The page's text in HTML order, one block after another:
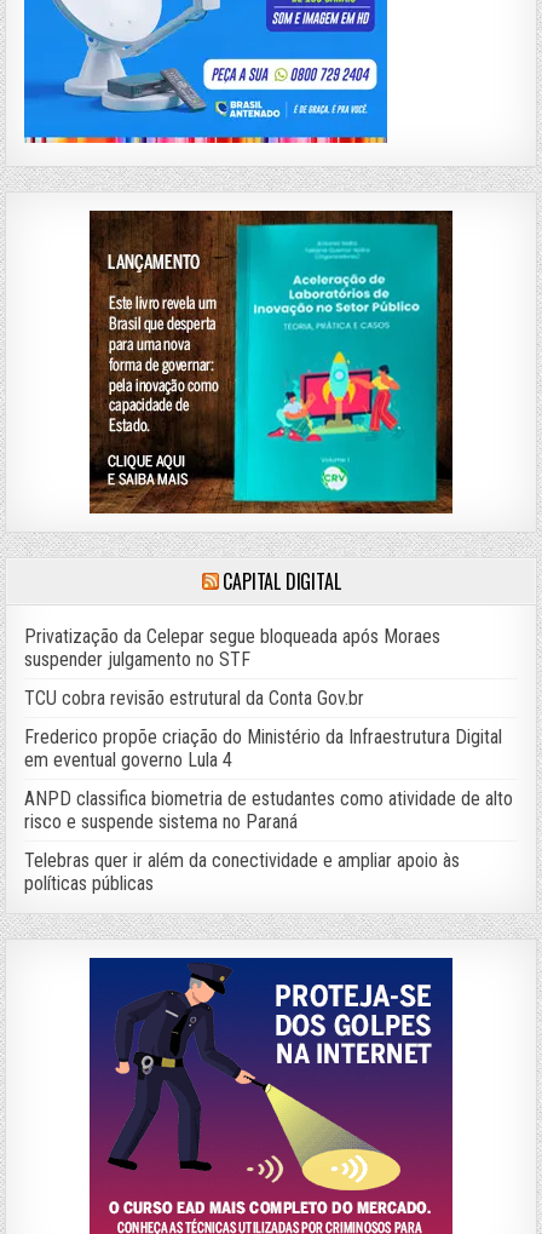
CAPITAL DIGITAL
Privatização da Celepar segue bloqueada após Moraes
suspender julgamento no STF
TCU cobra revisão estrutural da Conta Gov.br
Frederico propõe criação do Ministério da Infraestrutura Digital
em eventual governo Lula 4
ANPD classifica biometria de estudantes como atividade de alto
risco e suspende sistema no Paraná
Telebras quer ir além da conectividade e ampliar apoio às
políticas públicas